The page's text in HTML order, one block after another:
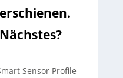
Sensor Profile